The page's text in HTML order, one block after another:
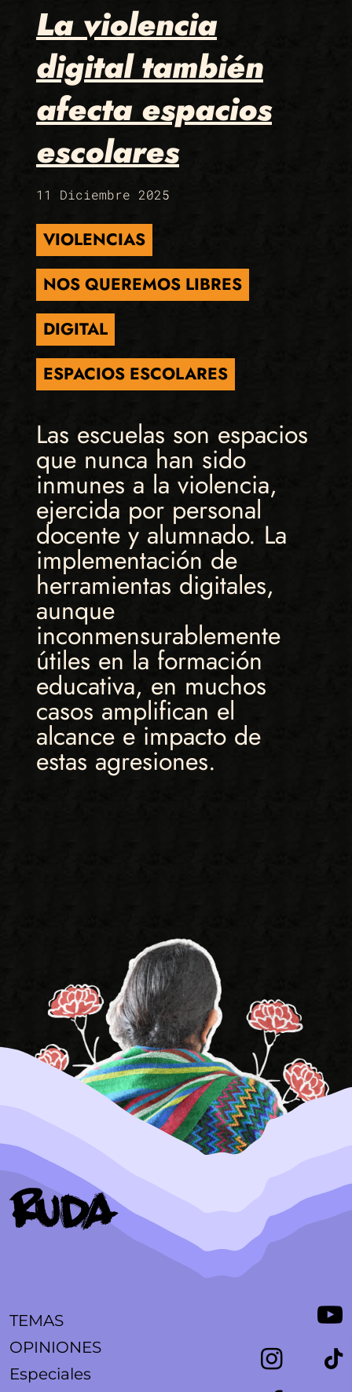
La violencia
digital también
afecta espacios
escolares
11 Diciembre 2025
VIOLENCIAS
NOS QUEREMOS LIBRES
DIGITAL
ESPACIOS ESCOLARES
Las escuelas son espacios
que nunca han sido
inmunes a la violencia,
ejercida por personal
docente y alumnado. La
implementación de
herramientas digitales,
aunque
inconmensurablemente
útiles en la formación
educativa, en muchos
casos amplifican el
alcance e impacto de
estas agresiones.
TEMAS
OPINIONES
Especiales